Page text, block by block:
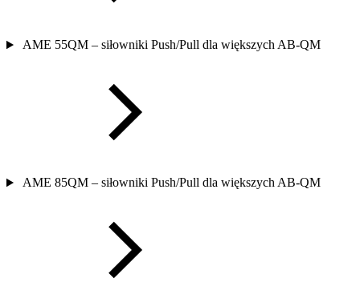
AME 55QM – siłowniki Push/Pull dla większych AB-QM
AME 85QM – siłowniki Push/Pull dla większych AB-QM